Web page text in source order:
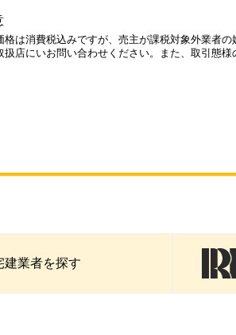
格は消費税込みですが、売主が課税対象外業者
扱店にいお問い合わせください。また、取引態
建業者を探す